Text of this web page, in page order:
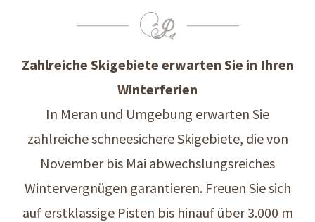
Zahlreiche Skigebiete erwarten Sie in Ihren
Winterferien
In Meran und Umgebung erwarten Sie
zahlreiche schneesichere Skigebiete, die von
November bis Mai abwechslungsreiches
Wintervergnügen garantieren. Freuen Sie sich
auf erstklassige Pisten bis hinauf über 3.000 m